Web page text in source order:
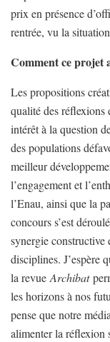
prix en présence
rentrée, vu la
Comment ce projet
Les propositions
qualité des réflexions
intérêt à la question
des populations
meilleur
l’engagement et
l’Enau, ainsi que la
concours s’est
synergie constructive
disciplines. J’espère
la revue Archibat
les horizons à nos
pense que notre média
alimenter la réflexion